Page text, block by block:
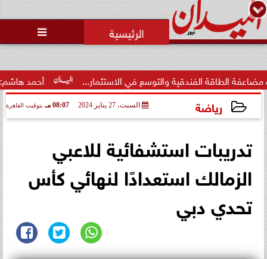

أحمد هاشم: الإعلام مُطالب بتطهير والتوسع في الاستثمار...
رياضة السبت، 27 يناير 2024 08:07 مـ بتوقيت القاهرة
تدريبات استشفائية للاعبي
الزمالك استعدادًا لنهائي كأس
تحدي دبي
رئيس منيا القمح بالشرقية: تبذل
جهوداً مكثفة لتحسين الخدمات